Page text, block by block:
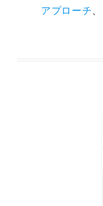
アプローチ